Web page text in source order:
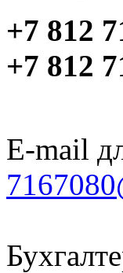
+7 812
+7 812
E-mail